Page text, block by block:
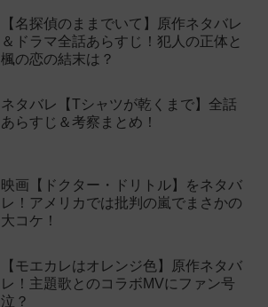
【名探偵のままでいて】原作ネタバレ
＆ドラマ全話あらすじ！犯人の正体と
楓の恋の結末は？
ネタバレ【Tシャツが乾くまで】全話
あらすじ＆考察まとめ！
映画【ドクター・ドリトル】をネタバ
レ！アメリカでは批判の嵐でまさかの
大コケ！
【モエカレはオレンジ色】原作ネタバ
レ！主題歌とのコラボMVにファン号
泣？